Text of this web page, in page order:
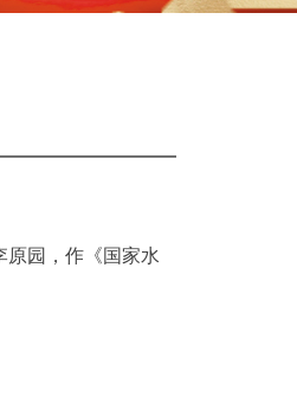
原园，作《国家水